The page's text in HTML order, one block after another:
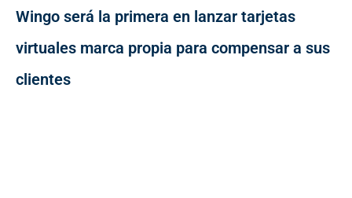
Wingo será la primera en lanzar tarjetas
virtuales marca propia para compensar a sus
clientes